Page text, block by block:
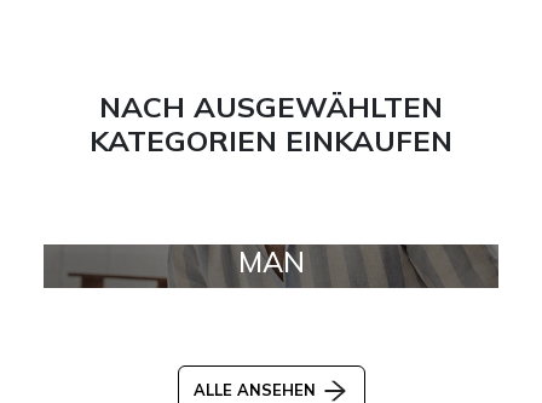
NACH AUSGEWÄHLTEN
KATEGORIEN EINKAUFEN
MAN
ALLE ANSEHEN